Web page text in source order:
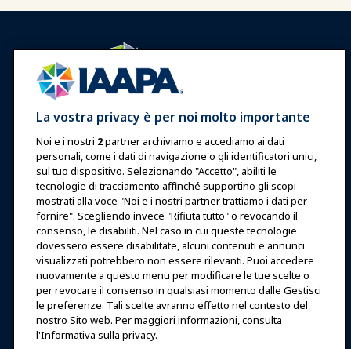
Unisciti ora
Premi Carriere
Contatto
Esposizioni & Eventi
Notizie & Funworld
Educazione
Sicurezza & Protezione
Difesa
La vostra privacy è per noi molto importante
Noi e i nostri 2partner archiviamo e accediamo ai dati
personali, come i dati di navigazione o gli identificatori unici,
sul tuo dispositivo. Selezionando "Accetto", abiliti le
tecnologie di tracciamento affinché supportino gli scopi
mostrati alla voce "Noi e i nostri partner trattiamo i dati per
fornire". Scegliendo invece "Rifiuta tutto" o revocando il
consenso, le disabiliti. Nel caso in cui queste tecnologie
dovessero essere disabilitate, alcuni contenuti e annunci
visualizzati potrebbero non essere rilevanti. Puoi accedere
nuovamente a questo menu per modificare le tue scelte o
per revocare il consenso in qualsiasi momento dalle Gestisci
le preferenze. Tali scelte avranno effetto nel contesto del
nostro Sito web. Per maggiori informazioni, consulta
l'Informativa sulla privacy.